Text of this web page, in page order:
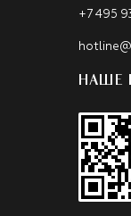
+7 495
НАШЕ